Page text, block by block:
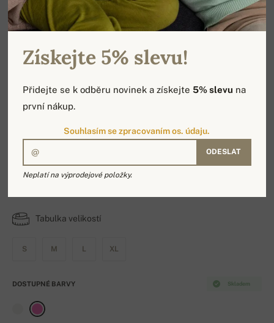
Penny
Tabulka velikostí
S M L XL
Skladem
DOSTUPNÉ BARVY
Získejte 5% slevu!
Přidejte se k odběru novinek a získejte5% slevu na
první nákup.
Souhlasím se zpracovaním os. údaju.
ODESLAT
Neplatí na výprodejové položky.